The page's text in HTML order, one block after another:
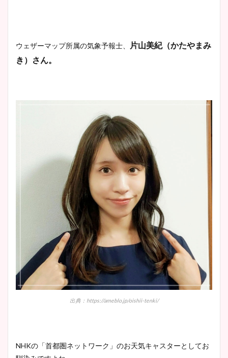
ウェザーマップ所属の気象予報士、
片山美紀（かたやまみ
き）さん。
出典：https://ameblo.jp/oishii-tenki/
NHKの「首都圏ネットワーク」のお天気キャスターとしてお